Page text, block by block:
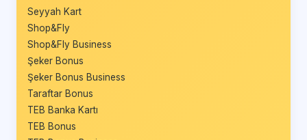
Seyyah Kart
Shop&Fly
Shop&Fly Business
Şeker Bonus
Şeker Bonus Business
Taraftar Bonus
TEB Banka Kartı
TEB Bonus